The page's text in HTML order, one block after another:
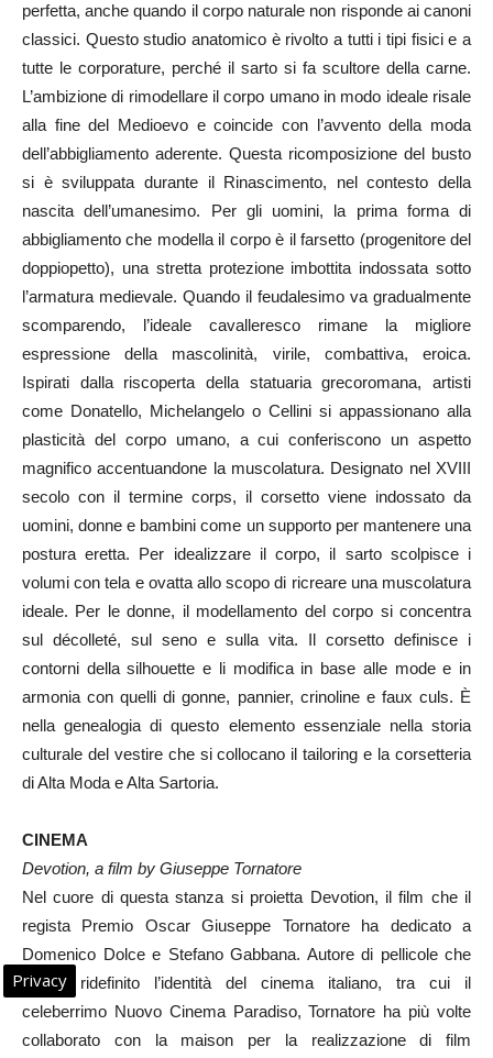
perfetta, anche quando il corpo naturale non risponde ai canoni
classici. Questo studio anatomico è rivolto a tutti i tipi fisici e a
tutte le corporature, perché il sarto si fa scultore della carne.
L’ambizione di rimodellare il corpo umano in modo ideale risale
alla fine del Medioevo e coincide con l’avvento della moda
dell’abbigliamento aderente. Questa ricomposizione del busto
si è sviluppata durante il Rinascimento, nel contesto della
nascita dell’umanesimo. Per gli uomini, la prima forma di
abbigliamento che modella il corpo è il farsetto (progenitore del
doppiopetto), una stretta protezione imbottita indossata sotto
l’armatura medievale. Quando il feudalesimo va gradualmente
scomparendo, l’ideale cavalleresco rimane la migliore
espressione della mascolinità, virile, combattiva, eroica.
Ispirati dalla riscoperta della statuaria grecoromana, artisti
come Donatello, Michelangelo o Cellini si appassionano alla
plasticità del corpo umano, a cui conferiscono un aspetto
magnifico accentuandone la muscolatura. Designato nel XVIII
secolo con il termine corps, il corsetto viene indossato da
uomini, donne e bambini come un supporto per mantenere una
postura eretta. Per idealizzare il corpo, il sarto scolpisce i
volumi con tela e ovatta allo scopo di ricreare una muscolatura
ideale. Per le donne, il modellamento del corpo si concentra
sul décolleté, sul seno e sulla vita. Il corsetto definisce i
contorni della silhouette e li modifica in base alle mode e in
armonia con quelli di gonne, pannier, crinoline e faux culs. È
nella genealogia di questo elemento essenziale nella storia
culturale del vestire che si collocano il tailoring e la corsetteria
di Alta Moda e Alta Sartoria.
CINEMA
Devotion, a film by Giuseppe Tornatore
Nel cuore di questa stanza si proietta Devotion, il film che il
regista Premio Oscar Giuseppe Tornatore ha dedicato a
Domenico Dolce e Stefano Gabbana. Autore di pellicole che
hanno ridefinito l’identità del cinema italiano, tra cui il
celeberrimo Nuovo Cinema Paradiso, Tornatore ha più volte
collaborato con la maison per la realizzazione di film
Privacy